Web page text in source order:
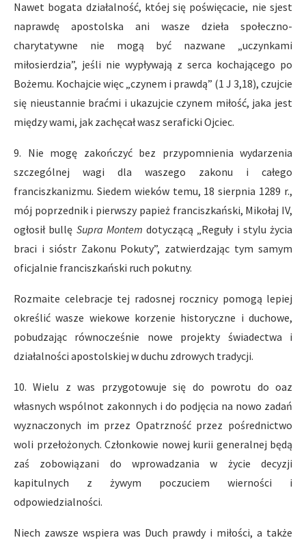
Nawet bogata działalność, któej się poświęcacie, nie sjest
naprawdę apostolska ani wasze dzieła społeczno-
charytatywne nie mogą być nazwane „uczynkami
miłosierdzia”, jeśli nie wypływają z serca kochającego po
Bożemu. Kochajcie więc „czynem i prawdą” (1 J 3,18), czujcie
się nieustannie braćmi i ukazujcie czynem miłość, jaka jest
między wami, jak zachęcał wasz seraficki Ojciec.
9. Nie mogę zakończyć bez przypomnienia wydarzenia
szczególnej wagi dla waszego zakonu i całego
franciszkanizmu. Siedem wieków temu, 18 sierpnia 1289 r.,
mój poprzednik i pierwszy papież franciszkański, Mikołaj IV,
ogłosił bullę Supra Montem dotyczącą „Reguły i stylu życia
braci i sióstr Zakonu Pokuty”, zatwierdzając tym samym
oficjalnie franciszkański ruch pokutny.
Rozmaite celebracje tej radosnej rocznicy pomogą lepiej
określić wasze wiekowe korzenie historyczne i duchowe,
pobudzając równocześnie nowe projekty świadectwa i
działalności apostolskiej w duchu zdrowych tradycji.
10. Wielu z was przygotowuje się do powrotu do oaz
własnych wspólnot zakonnych i do podjęcia na nowo zadań
wyznaczonych im przez Opatrzność przez pośrednictwo
woli przełożonych. Członkowie nowej kurii generalnej będą
zaś zobowiązani do wprowadzania w życie decyzji
kapitulnych z żywym poczuciem wierności i
odpowiedzialności.
Niech zawsze wspiera was Duch prawdy i miłości, a także